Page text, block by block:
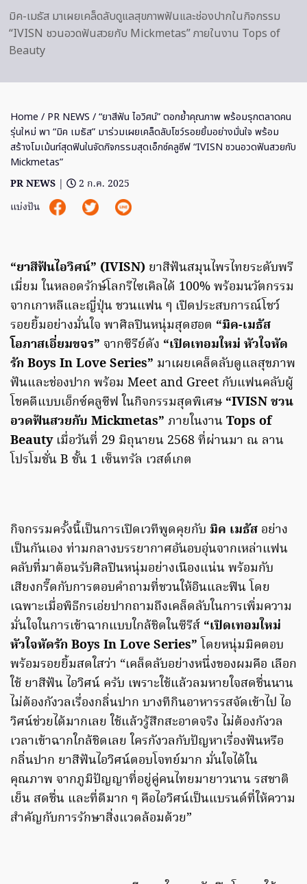
มิค-เมธัส มาเผยเคล็ดลับดูแลสุขภาพฟันและช่องปากในกิจกรรม
“IVISN ชวนอวดฟันสวยกับ Mickmetas” ภายในงาน Tops of
Beauty
Home / PR NEWS / “ยาสีฟัน ไอวิศน์” ตอกย้ำคุณภาพ พร้อมรุกตลาดคน
รุ่นใหม่ พา “มิค เมธัส” มาร่วมเผยเคล็ดลับโชว์รอยยิ้มอย่างมั่นใจ พร้อม
สร้างโมเม้นท์สุดฟินในจัดกิจกรรมสุดเอ็กซ์คลูซีฟ “IVISN ชวนอวดฟันสวยกับ
Mickmetas”
PR NEWS |
2 ก.ค. 2025
แบ่งปัน
“ยาสีฟันไอวิศน์” (IVISN) ยาสีฟันสมุนไพรไทยระดับพรี
เมี่ยม ในหลอดรักษ์โลกรีไซเคิลได้ 100% พร้อมนวัตกรรม
จากเกาหลีและญี่ปุ่น ชวนแฟน ๆ เปิดประสบการณ์โชว์
รอยยิ้มอย่างมั่นใจ พาศิลปินหนุ่มสุดฮอต “มิค-เมธัส
โอภาสเอี่ยมขจร” จากซีรีย์ดัง “เปิดเทอมใหม่ หัวใจหัด
รัก Boys In Love Series” มาเผยเคล็ดลับดูแลสุขภาพ
ฟันและช่องปาก พร้อม Meet and Greet กับแฟนคลับผู้
โชคดีแบบเอ็กซ์คลูซีฟ ในกิจกรรมสุดพิเศษ “IVISN ชวน
อวดฟันสวยกับ Mickmetas” ภายในงานTops of
Beauty เมื่อวันที่ 29 มิถุนายน 2568 ที่ผ่านมา ณ ลาน
โปรโมชั่น B ชั้น 1 เซ็นทรัล เวสต์เกต
กิจกรรมครั้งนี้เป็นการเปิดเวทีพูดคุยกับ มิค เมธัส อย่าง
เป็นกันเอง ท่ามกลางบรรยากาศอันอบอุ่นจากเหล่าแฟน
คลับที่มาต้อนรับศิลปินหนุ่มอย่างเนืองแน่น พร้อมกับ
เสียงกรี๊ดกับการตอบคำถามที่ชวนให้อินและฟิน โดย
เฉพาะเมื่อพิธีกรเอ่ยปากถามถึงเคล็ดลับในการเพิ่มความ
มั่นใจในการเข้าฉากแบบใกล้ชิดในซีรีส์ “เปิดเทอมใหม่
หัวใจหัดรัก Boys In Love Series” โดยหนุ่มมิคตอบ
พร้อมรอยยิ้มสดใสว่า “เคล็ดลับอย่างหนึ่งของผมคือ เลือก
ใช้ ยาสีฟัน ไอวิศน์ ครับ เพราะใช้แล้วลมหายใจสดชื่นนาน
ไม่ต้องกังวลเรื่องกลิ่นปาก บางทีกินอาหารรสจัดเข้าไป ไอ
วิศน์ช่วยได้มากเลย ใช้แล้วรู้สึกสะอาดจริง ไม่ต้องกังวล
เวลาเข้าฉากใกล้ชิดเลย ใครกังวลกับปัญหาเรื่องฟันหรือ
กลิ่นปาก ยาสีฟันไอวิศน์ตอบโจทย์มาก มั่นใจได้ใน
คุณภาพ จากภูมิปัญญาที่อยู่คู่คนไทยมายาวนาน รสชาติ
เย็น สดชื่น และที่ดีมาก ๆ คือไอวิศน์เป็นแบรนด์ที่ให้ความ
สำคัญกับการรักษาสิ่งแวดล้อมด้วย”